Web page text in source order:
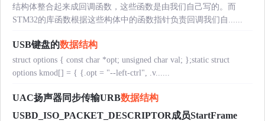
结构体整合起来成回调函数，这些函数是由我们自己写的。而
STM32的库函数根据这些构体中的函数指针负责回调我们自......
USB键盘的数据结构
struct options { const char *opt; unsigned char val; };static struct
options kmod[] = { {.opt = "--left-ctrl", .v......
UAC扬声器同步传输URB数据结构
USBD_ISO_PACKET_DESCRIPTOR成员StartFrame